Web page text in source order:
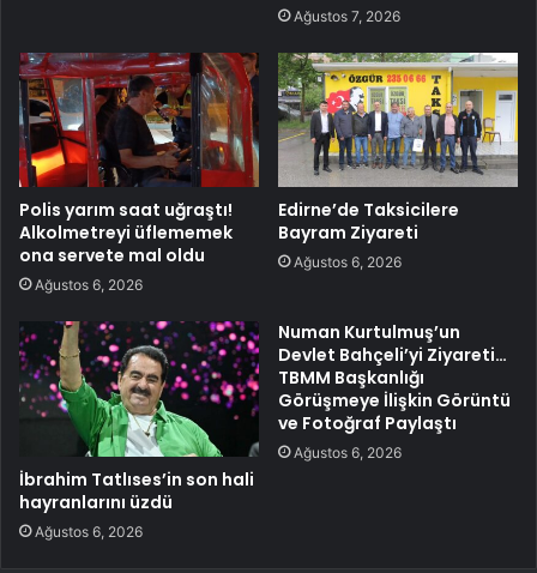
Ağustos 7, 2026
Polis yarım saat uğraştı!
Alkolmetreyi üflememek
ona servete mal oldu
Ağustos 6, 2026
Edirne’de Taksicilere
Bayram Ziyareti
Ağustos 6, 2026
İbrahim Tatlıses’in son hali
hayranlarını üzdü
Ağustos 6, 2026
Numan Kurtulmuş’un
Devlet Bahçeli’yi Ziyareti…
TBMM Başkanlığı
Görüşmeye İlişkin Görüntü
ve Fotoğraf Paylaştı
Ağustos 6, 2026